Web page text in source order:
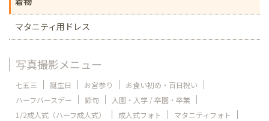
マタニティ用ドレス
写真撮影メニュー
七五三 誕生日 お宮参り
お食い初め・百日祝い
ハーフバースデー
節句
入園・入学 / 卒園・卒業
1/2成人式（ハーフ成人式）
成人式フォト
マタニティフォト